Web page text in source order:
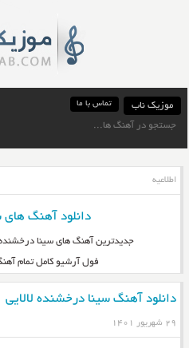
موزیک ناب تماس با ما
اطلاعیه
دانلود آهنگ
جدیدترین آهنگ های سینا
فول آرشیو کامل تمام
دانلود آهنگ سینا درخشنده لالایی
۲۹ شهریور ۱۴۰۱